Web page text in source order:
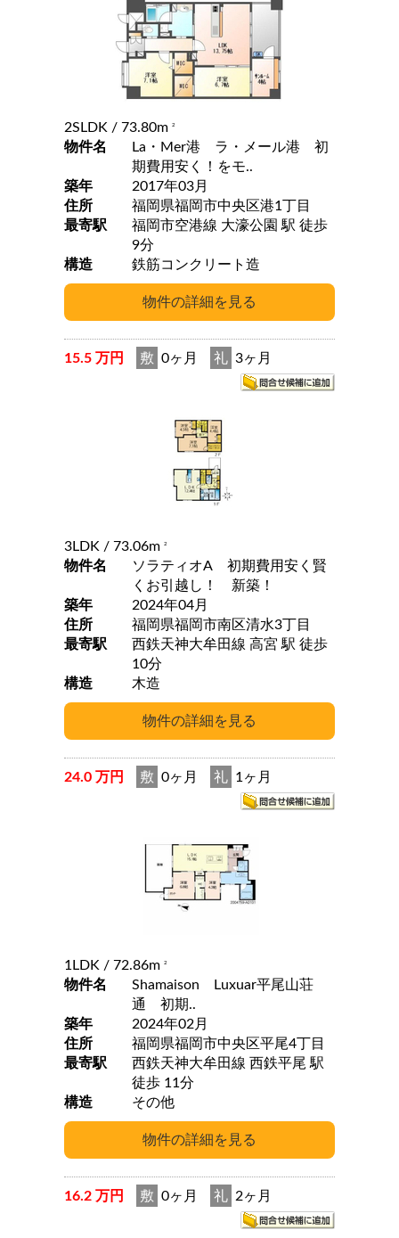
2SLDK / 73.80m 2
物件名
La・Mer港 ラ・メール港 初
期費用安く！をモ..
築年
2017年03月
住所
福岡県福岡市中央区港1丁目
最寄駅
福岡市空港線 大濠公園 駅 徒歩
9分
構造
鉄筋コンクリート造
15.5 万円 敷 0ヶ月 礼 3ヶ月
3LDK / 73.06m 2
物件名
ソラティオA 初期費用安く賢
くお引越し！ 新築！
築年
2024年04月
住所
福岡県福岡市南区清水3丁目
最寄駅
西鉄天神大牟田線 高宮 駅 徒歩
10分
構造
木造
24.0 万円 敷 0ヶ月 礼 1ヶ月
1LDK / 72.86m 2
物件名
Shamaison Luxuar平尾山荘
通 初期..
築年
2024年02月
住所
福岡県福岡市中央区平尾4丁目
最寄駅
西鉄天神大牟田線 西鉄平尾 駅
徒歩 11分
構造
その他
16.2 万円 敷 0ヶ月 礼 2ヶ月